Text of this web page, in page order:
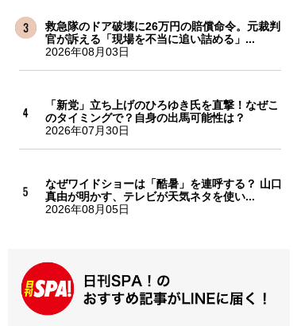
救急隊のドア破壊に26万円の賠償命令。元裁判
官が訴える「現場を不当に追い詰める」...
2026年08月03日
「新党」立ち上げのひろゆき氏を直撃！なぜこ
のタイミングで？自身の出馬可能性は？
2026年07月30日
なぜワイドショーは「酷暑」を連呼する？ 山口
真由が明かす、テレビが天気ネタを使い...
2026年08月05日